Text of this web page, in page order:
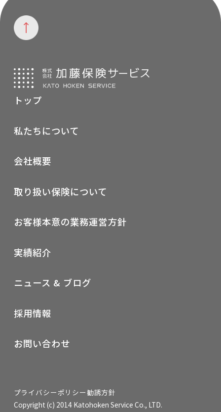
トップ
私たちについて
会社概要
取り扱い保険について
お客様本意の業務運営方針
実績紹介
ニュース & ブログ
採用情報
お問い合わせ
プライバシーポリシー 勧誘方針
Copyright (c) 2014 Katohoken Service Co., LTD.